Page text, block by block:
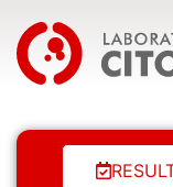
Laboratório